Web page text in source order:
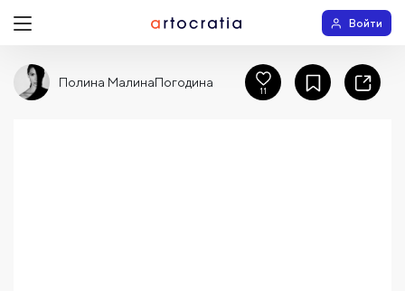
Войти
Полина МалинаПогодина
11